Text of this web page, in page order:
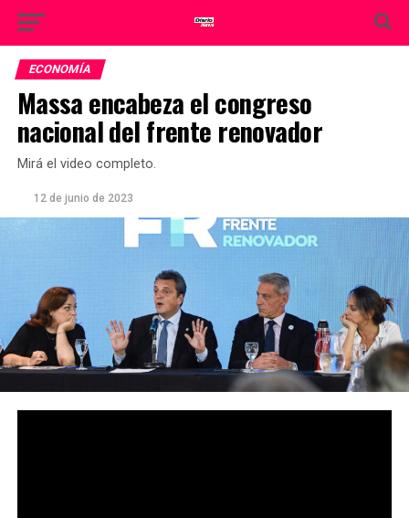
ECONOMÍA
Massa encabeza el congreso
nacional del frente renovador
Mirá el video completo.
12 de junio de 2023